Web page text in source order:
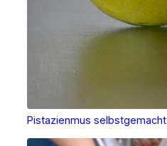
Pistazienmus selbstgemacht